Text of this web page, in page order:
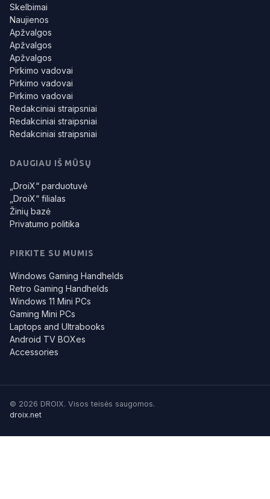
Skelbimai
Naujienos
Apžvalgos
Apžvalgos
Apžvalgos
Pirkimo vadovai
Pirkimo vadovai
Pirkimo vadovai
Redakciniai straipsniai
Redakciniai straipsniai
Redakciniai straipsniai
DAUGIAU IŠ MŪSŲ
„DroiX“ parduotuvė
„DroiX“ filialas
Žinių bazė
Privatumo politika
PIRKITE SU MUMIS
Windows Gaming Handhelds
Retro Gaming Handhelds
Windows 11 Mini PCs
Gaming Mini PCs
Laptops and Ultrabooks
Android TV BOXes
Accessories
© 2026 DROIX. Visos teisės saugomos.
droix.net